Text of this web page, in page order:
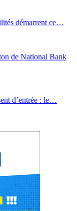
démarrent ce…
de National Bank
d’entrée : le…